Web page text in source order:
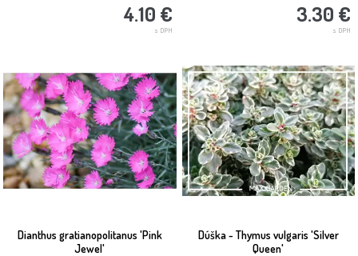
4.10 €
s DPH
3.30 €
s DPH
Dianthus gratianopolitanus 'Pink
Jewel'
Dúška - Thymus vulgaris 'Silver
Queen'